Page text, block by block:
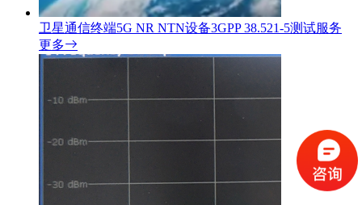
卫星通信终端5G NR NTN设备3GPP 38.521-5测试服务
更多